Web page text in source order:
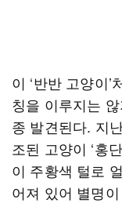
이 ‘반반 고양이
칭을 이루지는
종 발견된다. 지
조된 고양이 ‘홍
이 주황색 털로
어져 있어 별명